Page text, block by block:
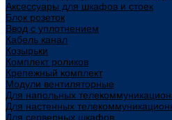
Аксессуары для шкафов и стоек
Блок розеток
Ввод с уплотнением
Кабель канал
Козырьки
Комплект роликов
Крепежный комплект
Модули вентиляторные
Для напольных
Для настенных
Для серверных шкафов